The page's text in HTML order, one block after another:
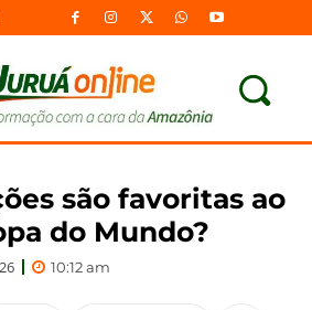
são favoritas ao
do Mundo?
10:12 am